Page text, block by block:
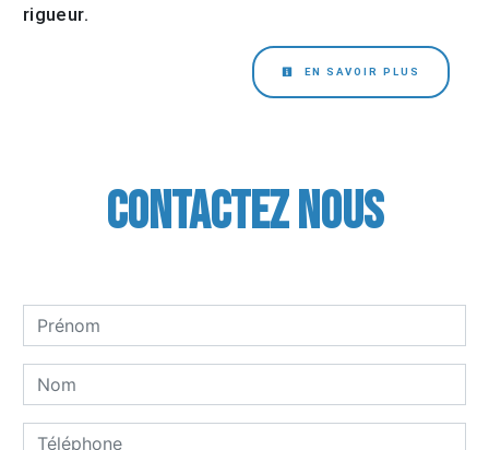
rigueur.
EN SAVOIR PLUS
Contactez nous